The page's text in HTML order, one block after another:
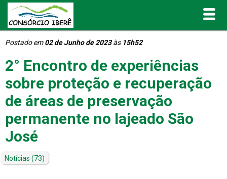
Inicial
O Consórcio Iberê
Projetos
Portal de Transparência
Publicações
Postado em02 de Junho de 2023às 15h52
2° Encontro de experiências
sobre proteção e recuperação
de áreas de preservação
permanente no lajeado São
José
Notícias (73)